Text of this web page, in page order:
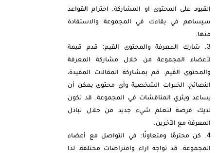
القيود على المحتوى او المشاركة. احترام القواعد
سيساهم في بقاءك في المجموعة والاستفادة
منها.
شارك المعرفة والمحتوى القيم: قدم قيمة
لأعضاء المجموعة من خلال مشاركة المعرفة
والمحتوى القيم. قم بمشاركة المقالات المفيدة،
النصائح، الخبرات الشخصية وأي محتوى يمكن أن
يساعد ويثري المناقشات في المجموعة. قد تكون
لديك فرصة لتعلم شيء جديد من خلال تبادل
المعرفة مع الآخرين.
كن محترمًا ومتعاونًا: في التواصل مع أعضاء
المجموعة. قد تواجه آراء وافتراضات مختلفة، لذا